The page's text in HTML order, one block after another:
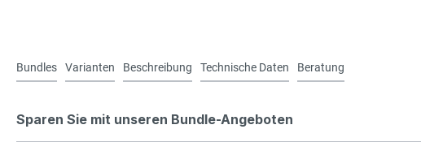
Bundles Varianten Beschreibung Technische Daten Beratung
Sparen Sie mit unseren Bundle-Angeboten